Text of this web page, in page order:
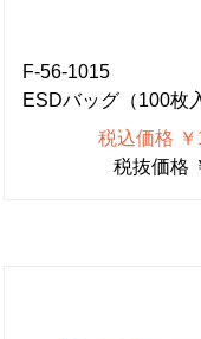
F-56-1015
ESDバッグ（100枚
税込価格 ￥
税抜価格